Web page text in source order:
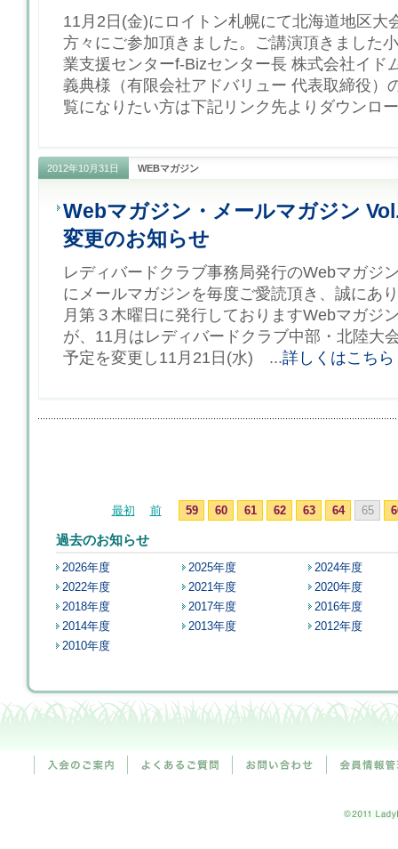
11月2日(金)にロイトン札幌にて北海道地区大
方々にご参加頂きました。ご講演頂きました
業支援センターf-Bizセンター長 株式会社イド
義典様（有限会社アドバリュー 代表取締役）
覧になりたい方は下記リンク先よりダウンロ
2012年10月31日 WEBマガジン
Webマガジン・メールマガジン
変更のお知らせ
レディバードクラブ事務局発行のWebマガジ
にメールマガジンを毎度ご愛読頂き、誠にあ
月第３木曜日に発行しておりますWebマガジ
が、11月はレディバードクラブ中部・北陸大
予定を変更し11月21日(水) ...詳しくはこちら
最初 前 59 60 61 62 63 64 65
過去のお知らせ
2026年度 2025年度
2024年度
2022年度
2021年度
2020年度
2018年度
2017年度
2016年度
2014年度
2013年度
2012年度
2010年度